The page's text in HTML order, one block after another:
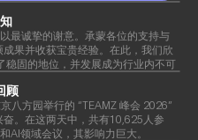
最诚挚的谢意。承蒙各位的支持与
果并收获宝贵经验。在此，我们欣
稳固的地位，并发展成为行业内不可
顾
八方园举行的 “TEAMZ 峰会 2026”
。在这两天中，共有10,625人参
AI领域会议，其影响力巨大。